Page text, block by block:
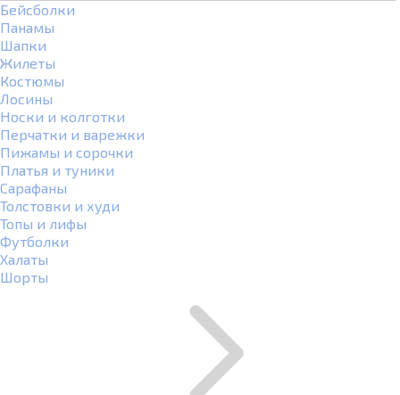
Бейсболки
Панамы
Шапки
Жилеты
Костюмы
Лосины
Носки и колготки
Перчатки и варежки
Пижамы и сорочки
Платья и туники
Сарафаны
Толстовки и худи
Топы и лифы
Футболки
Халаты
Шорты